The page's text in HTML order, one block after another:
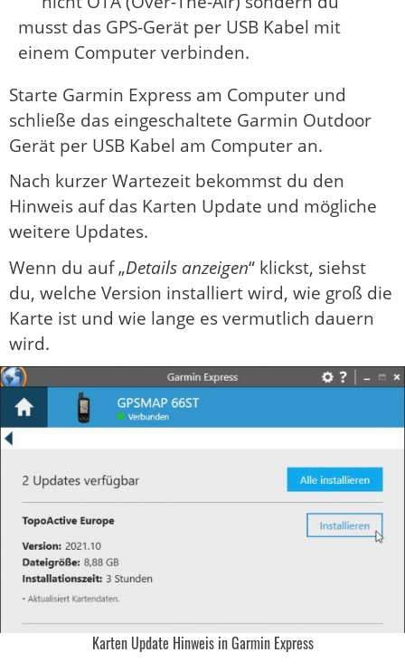
musst das GPS-Gerät per USB Kabel mit
einem Computer verbinden.
Starte Garmin Express am Computer und
schließe das eingeschaltete Garmin Outdoor
Gerät per USB Kabel am Computer an.
Nach kurzer Wartezeit bekommst du den
Hinweis auf das Karten Update und mögliche
weitere Updates.
Wenn du auf „Details anzeigen“ klickst, siehst
du, welche Version installiert wird, wie groß die
Karte ist und wie lange es vermutlich dauern
wird.
Karten Update Hinweis in Garmin Express